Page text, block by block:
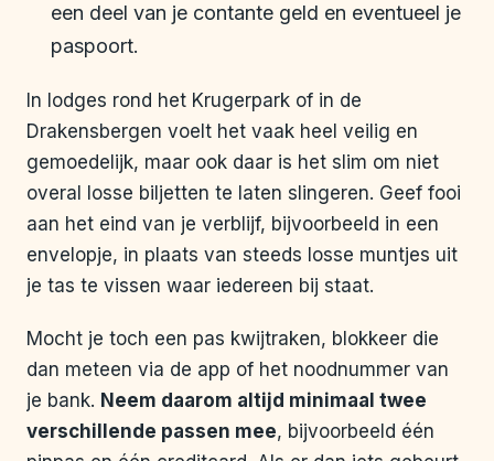
een deel van je contante geld en eventueel je
paspoort.
In lodges rond het Krugerpark of in de
Drakensbergen voelt het vaak heel veilig en
gemoedelijk, maar ook daar is het slim om niet
overal losse biljetten te laten slingeren. Geef fooi
aan het eind van je verblijf, bijvoorbeeld in een
envelopje, in plaats van steeds losse muntjes uit
je tas te vissen waar iedereen bij staat.
Mocht je toch een pas kwijtraken, blokkeer die
dan meteen via de app of het noodnummer van
je bank. Neem daarom altijd minimaal twee
verschillende passen mee, bijvoorbeeld één